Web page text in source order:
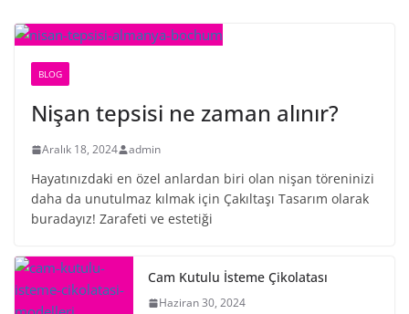
BLOG
Nişan tepsisi ne zaman alınır?
Aralık 18, 2024 admin
Hayatınızdaki en özel anlardan biri olan nişan töreninizi
daha da unutulmaz kılmak için Çakıltaşı Tasarım olarak
buradayız! Zarafeti ve estetiği
Cam Kutulu İsteme Çikolatası
Haziran 30, 2024